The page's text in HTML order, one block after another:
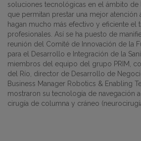
soluciones tecnológicas en el ámbito de
que permitan prestar una mejor atención
hagan mucho más efectivo y eficiente el
profesionales. Así se ha puesto de
reunión del Comité de Innovación de la
para el Desarrollo e Integración de la
miembros del equipo del grupo PRIM,
del Río, director de Desarrollo de
Business Manager Robotics & Enabling
mostraron su tecnología de navegación
cirugía de columna y cráneo